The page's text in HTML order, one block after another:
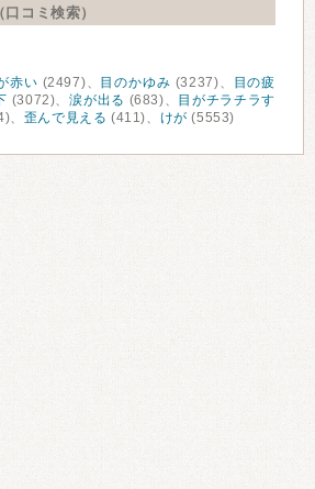
コミ検索）
赤い (2497)、 目のかゆみ (3237)、
目の疲
(3072)、涙が出る (683)、
目がチラチラす
、 歪んで見える (411)、 けが (5553)